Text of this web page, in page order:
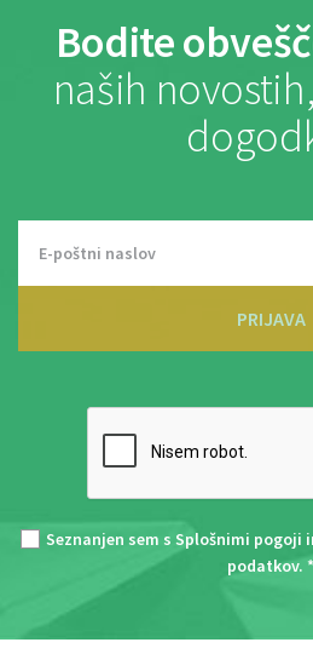
Bodite
naših
PRIJAVA
Seznanjen sem s Splošnimi pogoji
podatkov. *